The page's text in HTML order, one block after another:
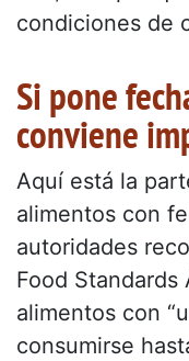
condiciones de
Si pone
conviene
Aquí está la
alimentos con
autoridades
Food
alimentos con
consumirse